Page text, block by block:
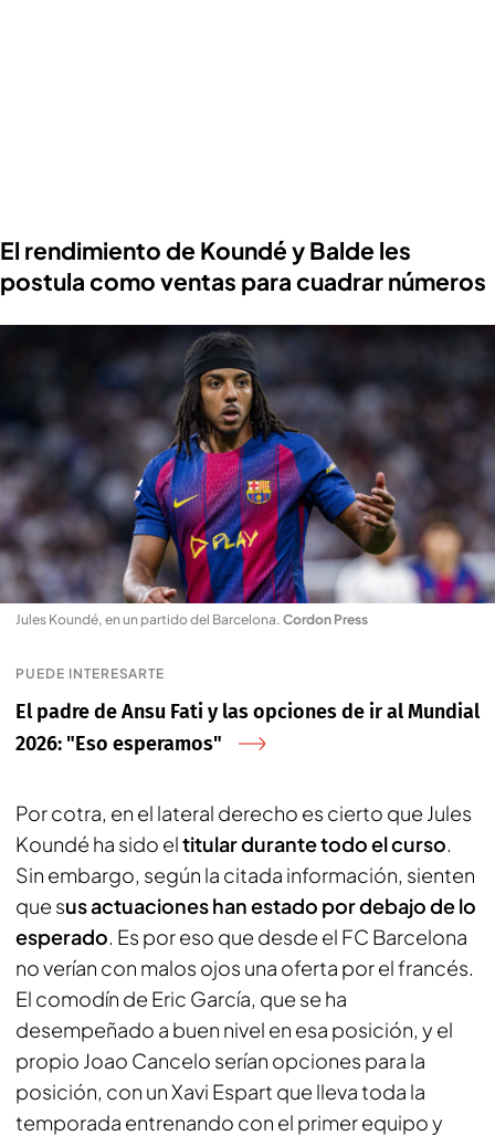
El rendimiento de Koundé y Balde les
postula como ventas para cuadrar números
Jules Koundé, en un partido del Barcelona. Cordon Press
PUEDE INTERESARTE
El padre de Ansu Fati y las opciones de ir al Mundial
2026: "Eso esperamos"
Por cotra, en el lateral derecho es cierto que Jules
Koundé ha sido eltitular durante todo el curso.
Sin embargo, según la citada información, sienten
que sus actuaciones han estado por debajo de lo
esperado. Es por eso que desde el FC Barcelona
no verían con malos ojos una oferta por el francés.
El comodín de Eric García, que se ha
desempeñado a buen nivel en esa posición, y el
propio Joao Cancelo serían opciones para la
posición, con un Xavi Espart que lleva toda la
temporada entrenando con el primer equipo y